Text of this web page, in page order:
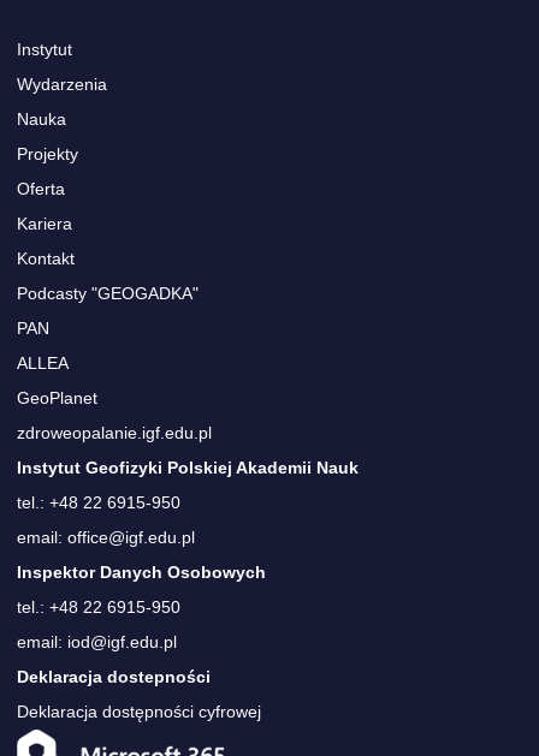
Instytut
Wydarzenia
Nauka
Projekty
Oferta
Kariera
Kontakt
Podcasty "GEOGADKA"
PAN
ALLEA
GeoPlanet
zdroweopalanie.igf.edu.pl
Instytut Geofizyki Polskiej Akademii Nauk
tel.: +48 22 6915-950
email: office@igf.edu.pl
Inspektor Danych Osobowych
tel.: +48 22 6915-950
email: iod@igf.edu.pl
Deklaracja dostepności
Deklaracja dostępności cyfrowej